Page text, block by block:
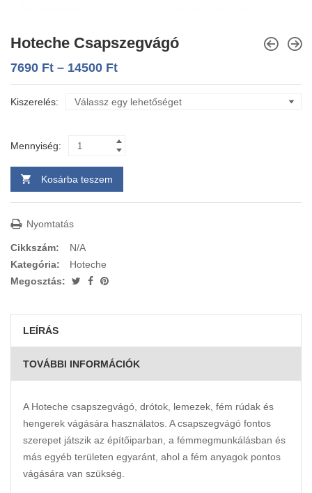
Hoteche Csapszegvágó
7690 Ft – 14500 Ft
Kiszerelés
Mennyiség:
Kosárba teszem
Nyomtatás
Cikkszám:
N/A
Kategória:
Hoteche
Megosztás:
LEÍRÁS
TOVÁBBI INFORMÁCIÓK
A Hoteche csapszegvágó, drótok, lemezek, fém rúdak és
hengerek vágására használatos. A csapszegvágó fontos
szerepet játszik az építőiparban, a fémmegmunkálásban és
más egyéb területen egyaránt, ahol a fém anyagok pontos
vágására van szükség.